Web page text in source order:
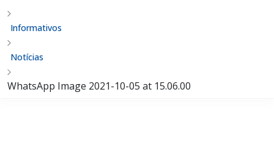
Informativos
Notícias
WhatsApp Image 2021-10-05 at 15.06.00